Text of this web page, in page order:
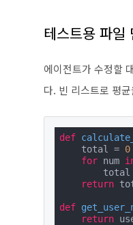
테스트용 파일
에이전트가 수정할
다. 빈 리스트로 평
def
    total =
0
for num
total
return
def
return